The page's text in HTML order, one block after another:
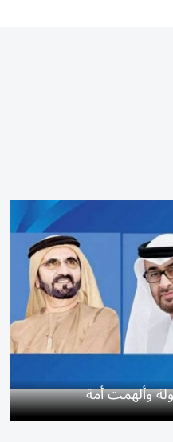
وألهمت أمة